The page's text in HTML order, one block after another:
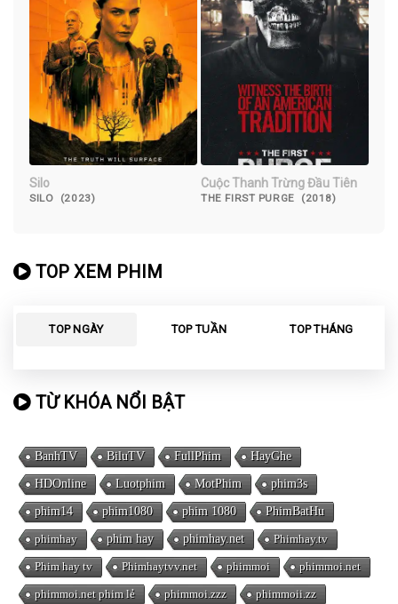
Silo
SILO (2023)
Cuộc Thanh Trừng Đầu Tiên
THE FIRST PURGE (2018)
TOP XEM PHIM
TOP NGÀY TOP TUẦN TOP THÁNG
TỪ KHÓA NỔI BẬT
BanhTV BiluTV FullPhim HayGhe
HDOnline Luotphim MotPhim phim3s
phim14 phim1080 phim 1080 PhimBatHu
phimhay phim hay phimhay.net Phimhay.tv
Phim hay tv Phimhaytvv.net phimmoi phimmoi.net
phimmoi.net phim lẻ phimmoi.zzz phimmoii.zz